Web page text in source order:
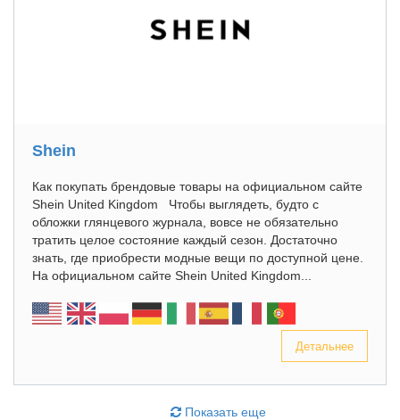
Shein
Как покупать брендовые товары на официальном сайте
Shein United Kingdom Чтобы выглядеть, будто с
обложки глянцевого журнала, вовсе не обязательно
тратить целое состояние каждый сезон. Достаточно
знать, где приобрести модные вещи по доступной цене.
На официальном сайте Shein United Kingdom...
Детальнее
Показать еще